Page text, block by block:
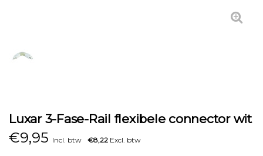
Luxar 3-Fase-Rail flexibele connector wit
€9,95 Incl. btw €8,22 Excl. btw